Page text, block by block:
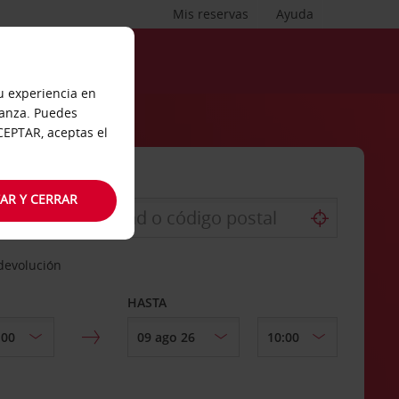
Ayuda
Mis reservas
HASTA
experiencia en
Puedes
aceptas el
Y CERRAR